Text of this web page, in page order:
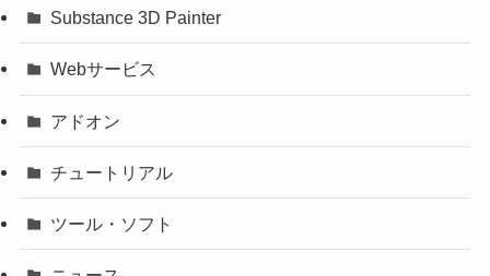
Substance 3D Painter
Webサービス
アドオン
チュートリアル
ツール・ソフト